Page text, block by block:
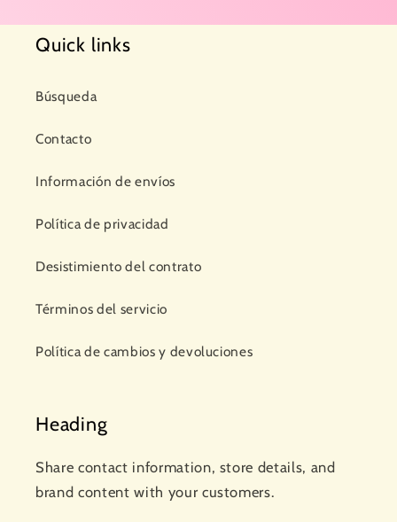
Quick links
Búsqueda
Contacto
Información de envíos
Política de privacidad
Desistimiento del contrato
Términos del servicio
Política de cambios y devoluciones
Heading
Share contact information, store details, and
brand content with your customers.